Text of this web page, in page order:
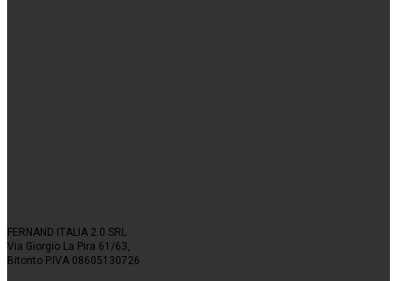
FERNAND ITALIA 2.0 SRL
Via Giorgio La Pira 61/63,
Bitonto P.IVA 08605130726